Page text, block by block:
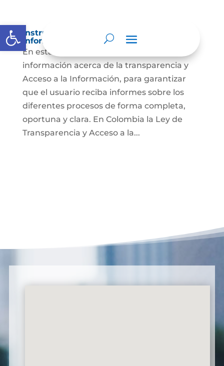
Abrir barra de herramientas
Instrumentos de gestión de la
información.
En esta sección usted encontrará
información acerca de la transparencia y
Acceso a la Información, para garantizar
que el usuario reciba informes sobre los
diferentes procesos de forma completa,
oportuna y clara. En Colombia la Ley de
Transparencia y Acceso a la...